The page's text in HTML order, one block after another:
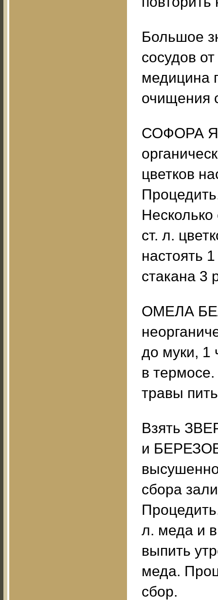
Большое
сосудов
медицина
очищения
СОФОРА
цветков
ст. л.
настоять
стакана 3
ОМЕЛА
до муки, 1
в
травы
Взять
и
сбора
л. меда и
выпить
меда.
сбор.